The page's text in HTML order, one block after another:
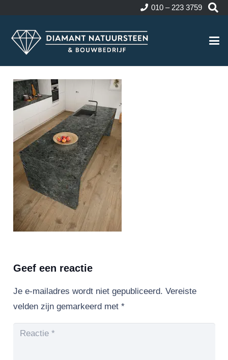
010 – 223 3759
Geef een reactie
Je e-mailadres wordt niet gepubliceerd. Vereiste
velden zijn gemarkeerd met *